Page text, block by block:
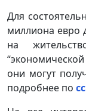
Для
миллиона евро
на
они могут
подробнее по